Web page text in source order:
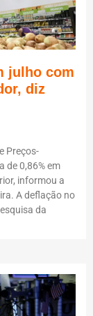
julho com
diz
Preços-
de 0,86% em
informou a
A deflação no
da